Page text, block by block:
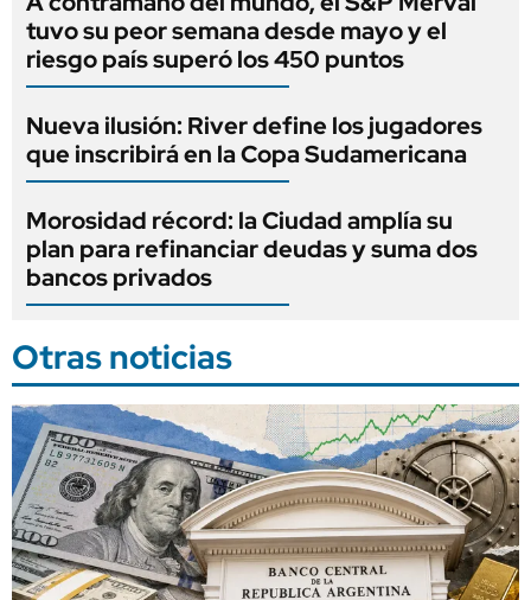
tuvo su peor semana desde mayo y el
riesgo país superó los 450 puntos
Nueva ilusión: River define los jugadores
que inscribirá en la Copa Sudamericana
Morosidad récord: la Ciudad amplía su
plan para refinanciar deudas y suma dos
bancos privados
Otras noticias